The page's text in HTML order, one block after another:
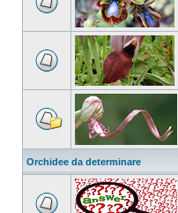
Orchidee da determinare